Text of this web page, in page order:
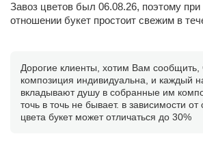
Завоз цветов был 06.08.26, поэтому
отношении букет простоит свежим в
Дорогие клиенты, хотим Вам сообщить,
композиция индивидуальна, и каждый
вкладывают душу в собранные им
точь в точь не бывает. в зависимости
цвета букет может отличаться до 30%